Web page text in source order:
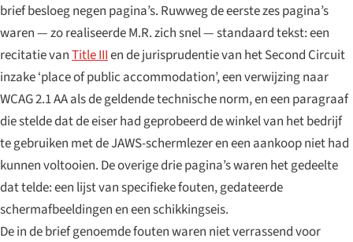
brief besloeg negen pagina’s. Ruwweg de eerste zes pagina’s
waren — zo realiseerde M.R. zich snel — standaard tekst: een
recitatie vanTitle IIIen de jurisprudentie van het Second Circuit
inzake ‘place of public accommodation’, een verwijzing naar
WCAG 2.1 AA als de geldende technische norm, en een paragraaf
die stelde dat de eiser had geprobeerd de winkel van het bedrijf
te gebruiken met de JAWS-schermlezer en een aankoop niet had
kunnen voltooien. De overige drie pagina’s waren het gedeelte
dat telde: een lijst van specifieke fouten, gedateerde
schermafbeeldingen en een schikkingseis.
De in de brief genoemde fouten waren niet verrassend voor